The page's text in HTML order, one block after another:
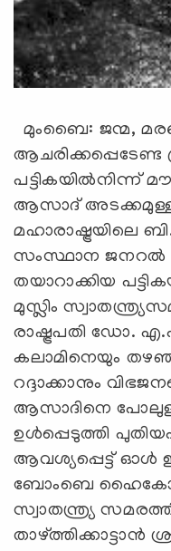
മുംബൈ: ജന്മ,
ആചരിക്കപ്പെടേണ്ട
പട്ടികയില്‍നിന്ന്
ആസാദ് അടക്കമുള്ള
മഹാരാഷ്ട്രയിലെ
സംസ്ഥാന ജനറല്‍
തയാറാക്കിയ
മുസ്ലിം
രാഷ്ട്രപതി ഡോ.
കലാമിനെയും
റദ്ദാക്കാനും
ആസാദിനെ പോലുള്ള
ഉള്‍പ്പെടുത്തി
ആവശ്യപ്പെട്ട് ഓള്‍
ബോംബെ
സ്വാതന്ത്ര്യ